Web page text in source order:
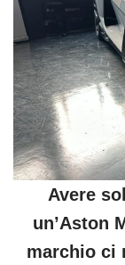
Avere
un’Aston
marchio ci